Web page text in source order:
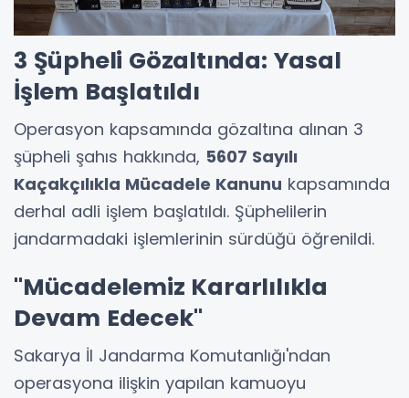
3 Şüpheli Gözaltında: Yasal
İşlem Başlatıldı
Operasyon kapsamında gözaltına alınan 3
şüpheli şahıs hakkında, 5607 Sayılı
Kaçakçılıkla Mücadele Kanunu kapsamında
derhal adli işlem başlatıldı. Şüphelilerin
jandarmadaki işlemlerinin sürdüğü öğrenildi.
"Mücadelemiz Kararlılıkla
Devam Edecek"
Sakarya İl Jandarma Komutanlığı'ndan
operasyona ilişkin yapılan kamuoyu